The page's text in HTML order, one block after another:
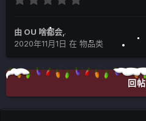
由 OU 啥都会,
2020年11月1日 在 物品类
回帖